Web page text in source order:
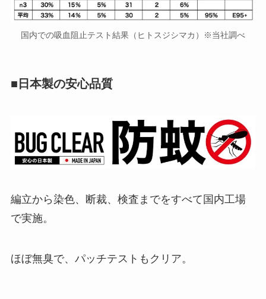
国内での吸血阻止テスト結果（ヒトスジシマカ）※当社調べ
■日本製の安心品質
編立から染色、断裁、検査までをすべて国内工場
で実施。
ほぼ無臭で、パッチテストもクリア。